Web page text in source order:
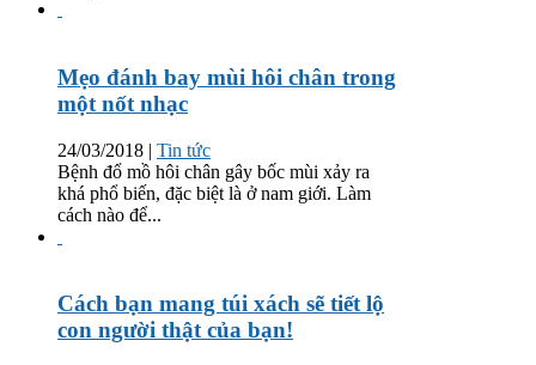
Mẹo đánh bay mùi hôi chân trong
một nốt nhạc
24/03/2018 | Tin tức
Bệnh đổ mồ hôi chân gây bốc mùi xảy ra
khá phổ biến, đặc biệt là ở nam giới. Làm
cách nào để...
Cách bạn mang túi xách sẽ tiết lộ
con người thật của bạn!